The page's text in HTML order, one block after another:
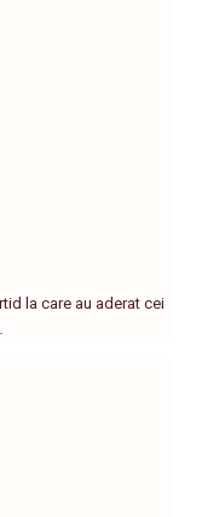
la care au aderat cei